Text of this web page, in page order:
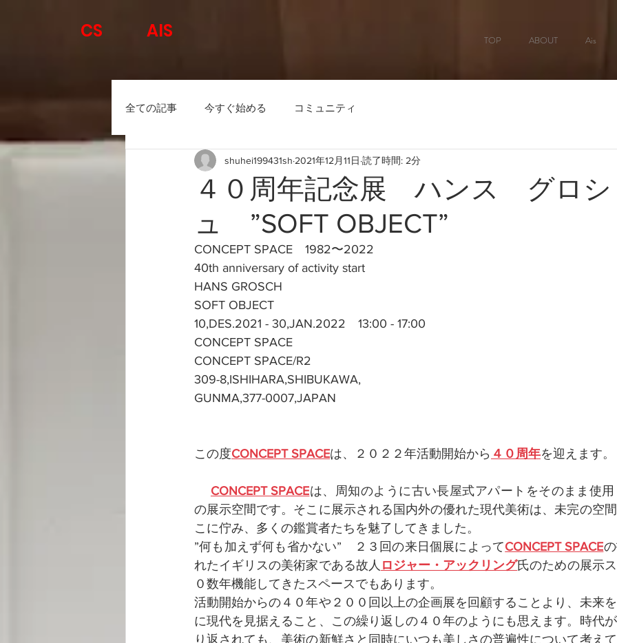
CS AIS TOP ABOUT Ais
全ての記事 今すぐ始める コミュニティ
４０周年記念展 ハンス グロシ
ュ ”SOFT OBJECT”
shuhei199431sh 2021年12月11日 読了時間: 2分
CONCEPT SPACE　1982〜2022
40th anniversary of activity start
HANS GROSCH
SOFT OBJECT
10,DES.2021 - 30,JAN.2022　13:00 - 17:00
CONCEPT SPACE
CONCEPT SPACE/R2
309-8,ISHIHARA,SHIBUKAWA,
GUNMA,377-0007,JAPAN
この度CONCEPT SPACEは、２０２２年活動開始から ４０周年を迎えます。
CONCEPT SPACEは、周知のように古い長屋式アパートをそのまま使
の展示空間です。そこに展示される国内外の優れた現代美術は、未完の空
こに佇み、多くの鑑賞者たちを魅了してきました。
”何も加えず何も省かない”　２３回の来日個展によってCONCEPT SPACE
れたイギリスの美術家である故人 ロジャー・アックリング氏のための展示
０数年機能してきたスペースでもあります。
活動開始からの４０年や２００回以上の企画展を回顧することより、未来
に現代を見据えること、この繰り返しの４０年のようにも思えます。時代
り返されても、美術の新鮮さと同時にいつも美しさの普遍性について考え